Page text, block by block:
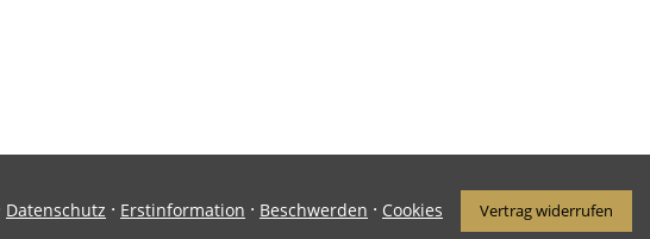
Datenschutz · Erstinformation · Beschwerden · Cookies Vertrag widerrufen